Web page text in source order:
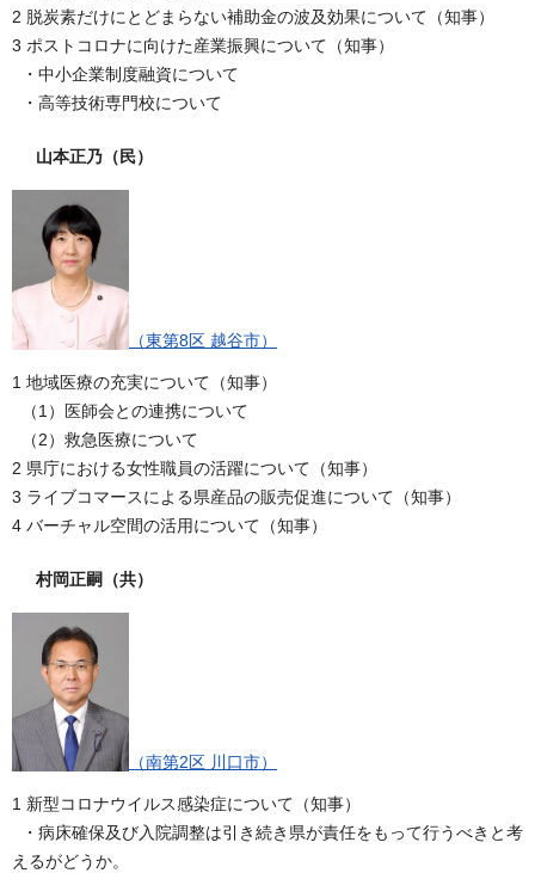
2 脱炭素だけにとどまらない補助金の波及効果について（知事）
3 ポストコロナに向けた産業振興について（知事）
・中小企業制度融資について
・高等技術専門校について
山本正乃 （民）
（東第8区 越谷市）
1 地域医療の充実について（知事）
（1）医師会との連携について
（2）救急医療について
2 県庁における女性職員の活躍について（知事）
3 ライブコマースによる県産品の販売促進について（知事）
4 バーチャル空間の活用について（知事）
村岡正嗣 （共）
（南第2区 川口市）
1 新型コロナウイルス感染症について（知事）
・病床確保及び入院調整は引き続き県が責任をもって行うべきと考
えるがどうか。